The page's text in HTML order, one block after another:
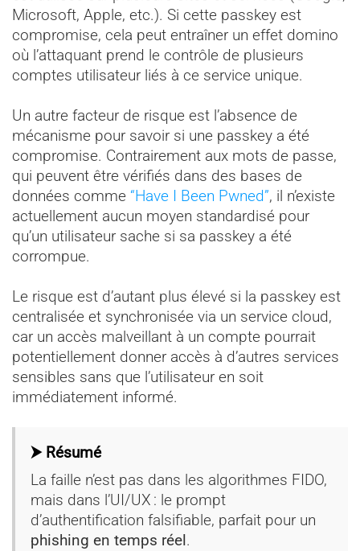
Microsoft, Apple, etc.). Si cette passkey est
compromise, cela peut entraîner un effet domino
où l’attaquant prend le contrôle de plusieurs
comptes utilisateur liés à ce service unique.
Un autre facteur de risque est l’absence de
mécanisme pour savoir si une passkey a été
compromise. Contrairement aux mots de passe,
qui peuvent être vérifiés dans des bases de
données comme “Have I Been Pwned”, il n’existe
actuellement aucun moyen standardisé pour
qu’un utilisateur sache si sa passkey a été
corrompue.
Le risque est d’autant plus élevé si la passkey est
centralisée et synchronisée via un service cloud,
car un accès malveillant à un compte pourrait
potentiellement donner accès à d’autres services
sensibles sans que l’utilisateur en soit
immédiatement informé.
⮞ Résumé
La faille n’est pas dans les algorithmes FIDO,
mais dans l’UI/UX : le prompt
d’authentification falsifiable, parfait pour un
phishing en temps réel.